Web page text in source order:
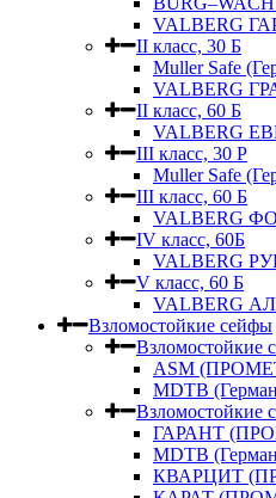
VALBERG
II класс, 30 Б
Muller Safe
VALBERG
II класс, 60 Б
VALBERG
III класс, 30 Р
Muller Safe
III класс, 60 Б
VALBERG
IV класс, 60Б
VALBERG
V класс, 60 Б
VALBERG
Взломостойкие сейфы
Взломостойкие
ASM
MDTB
Взломостойкие
ГАРАНТ
MDTB
КВАРЦИТ